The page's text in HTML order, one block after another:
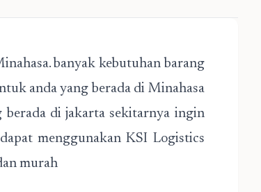
banyak kebutuhan barang
anda yang berada di Minahasa
berada di jakarta sekitarnya ingin
menggunakan KSI Logistics
murah